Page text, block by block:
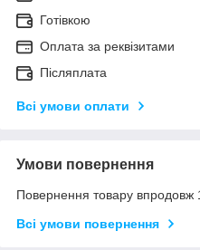
Готівкою
Оплата за реквізитами
Післяплата
Всі умови оплати
Умови повернення
Повернення товару впродовж
Всі умови повернення